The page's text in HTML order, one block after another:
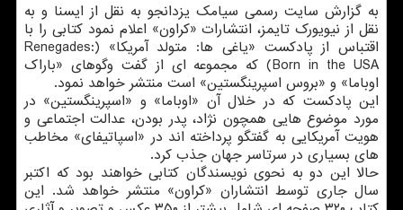
به گزارش سایت رسمی سیامک یزدانجو به نقل از ایسنا و به
نقل از نیویورک تایمز، انتشارات «کراون» اعلام نمود کتابی را با
اقتباس از پادکست «یاغی ها: متولد آمریکا» (Renegades:
Born in the USA) که مجموعه ای از گفت وگوهای «باراک
اوباما» و «بروس اسپرینگستین» است منتشر خواهد نمود.
این پادکست که در خلال آن «اوباما» و «اسپرینگستین» در
مورد موضوع هایی همچون نژاد، پدر بودن، عدالت اجتماعی و
هویت آمریکایی به گفتگو پرداخته اند در «اسپاتیفای» مخاطب
های بسیاری در سرتاسر جهان جذب کرد.
حالا این دو به نحوی نویسندگان کتابی خواهند بود که اکتبر
سال جاری توسط انتشاران «کراون» منتشر خواهد شد. این